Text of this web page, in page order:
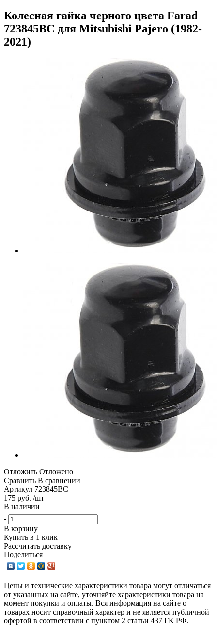
Колесная гайка черного цвета Farad
723845BC для Mitsubishi Pajero (1982-
2021)
Отложить Отложено
Сравнить В сравнении
Артикул 723845BC
175 руб. /шт
В наличии
-
+
В корзину
Купить в 1 клик
Рассчитать доставку
Поделиться
Цены и технические характеристики товара могут отличаться
от указанных на сайте, уточняйте характеристики товара на
момент покупки и оплаты. Вся информация на сайте о
товарах носит справочный характер и не является публичной
офертой в соответствии с пунктом 2 статьи 437 ГК РФ.